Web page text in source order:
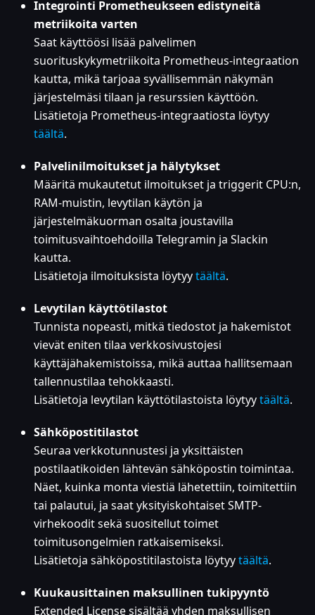
Integrointi Prometheukseen edistyneitä
metriikoita varten
Saat käyttöösi lisää palvelimen
suorituskykymetriikoita Prometheus-integraation
kautta, mikä tarjoaa syvällisemmän näkymän
järjestelmäsi tilaan ja resurssien käyttöön.
Lisätietoja Prometheus-integraatiosta löytyy
täältä.
Palvelinilmoitukset ja hälytykset
Määritä mukautetut ilmoitukset ja triggerit CPU:n,
RAM-muistin, levytilan käytön ja
järjestelmäkuorman osalta joustavilla
toimitusvaihtoehdoilla Telegramin ja Slackin
kautta.
Lisätietoja ilmoituksista löytyytäältä.
Levytilan käyttötilastot
Tunnista nopeasti, mitkä tiedostot ja hakemistot
vievät eniten tilaa verkkosivustojesi
käyttäjähakemistoissa, mikä auttaa hallitsemaan
tallennustilaa tehokkaasti.
Lisätietoja levytilan käyttötilastoista löytyytäältä.
Sähköpostitilastot
Seuraa verkkotunnustesi ja yksittäisten
postilaatikoiden lähtevän sähköpostin toimintaa.
Näet, kuinka monta viestiä lähetettiin, toimitettiin
tai palautui, ja saat yksityiskohtaiset SMTP-
virhekoodit sekä suositellut toimet
toimitusongelmien ratkaisemiseksi.
Lisätietoja sähköpostitilastoista löytyytäältä.
Kuukausittainen maksullinen tukipyyntö
Extended License sisältää yhden maksullisen